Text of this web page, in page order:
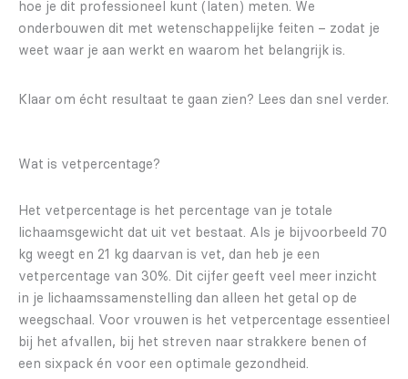
hoe je dit professioneel kunt (laten) meten. We
onderbouwen dit met wetenschappelijke feiten – zodat je
weet waar je aan werkt en waarom het belangrijk is.
Klaar om écht resultaat te gaan zien? Lees dan snel verder.
Wat is vetpercentage?
Het vetpercentage is het percentage van je totale
lichaamsgewicht dat uit vet bestaat. Als je bijvoorbeeld 70
kg weegt en 21 kg daarvan is vet, dan heb je een
vetpercentage van 30%. Dit cijfer geeft veel meer inzicht
in je lichaamssamenstelling dan alleen het getal op de
weegschaal. Voor vrouwen is het vetpercentage essentieel
bij het afvallen, bij het streven naar strakkere benen of
een sixpack én voor een optimale gezondheid.